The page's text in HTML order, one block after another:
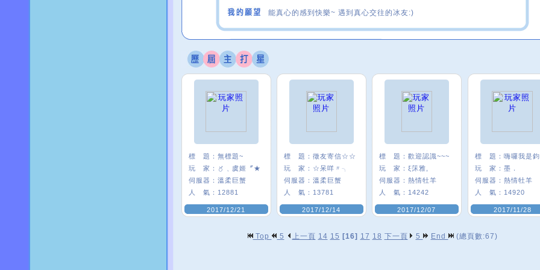
能真心的感到快樂~ 遇到真心交往的冰友:)
標 題： 無標題~
玩 家：
〥﹑虞姬〞★
伺服器： 溫柔巨蟹
人 氣： 12881
2017/12/21
標 題： 徵友寄信☆☆
玩 家： ☆呆咩〃╮
伺服器： 溫柔巨蟹
人 氣： 13781
2017/12/14
標 題： 歡迎認識~~~
玩 家： ξ莯雅,
伺服器： 熱情牡羊
人 氣： 14242
2017/12/07
標 題：
玩 家： 墨．
伺服器： 熱情牡羊
人 氣： 14920
2017/11/28
Top 5 上一頁 14 15 [16] 17 18 下一頁 5 End (總頁數:67)